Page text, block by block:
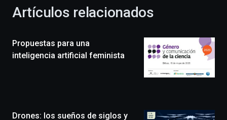
celebración
novena
edición
un
Artículos relacionados
Propuestas para una
inteligencia artificial feminista
Drones: los sueños de siglos y